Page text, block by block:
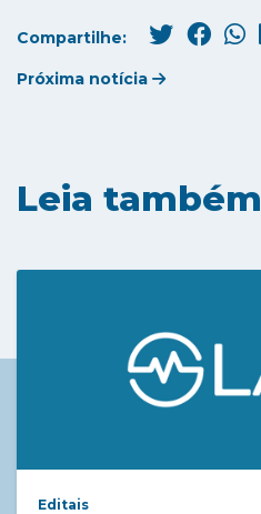
Compartilhe:
Próxima notícia
Leia também
Editais